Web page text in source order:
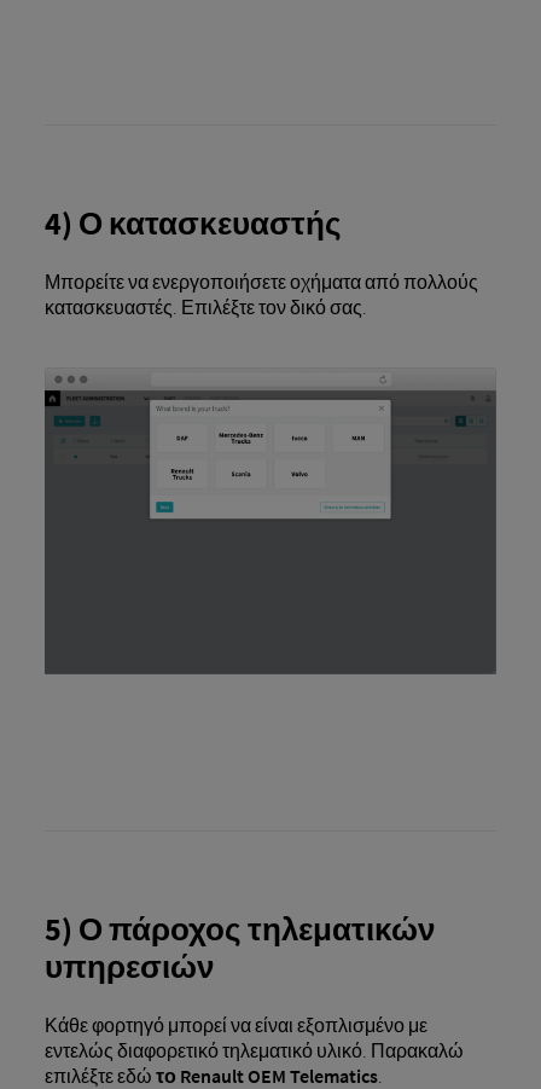
4) Ο κατασκευαστής
Μπορείτε να ενεργοποιήσετε οχήματα από πολλούς
κατασκευαστές. Επιλέξτε τον δικό σας.
5) Ο πάροχος τηλεματικών
υπηρεσιών
Κάθε φορτηγό μπορεί να είναι εξοπλισμένο με
εντελώς διαφορετικό τηλεματικό υλικό. Παρακαλώ
επιλέξτε εδώ το Renault OEM Telematics.